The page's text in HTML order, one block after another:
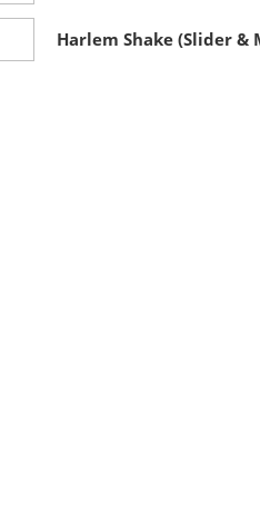
Harlem Shake (Slider &